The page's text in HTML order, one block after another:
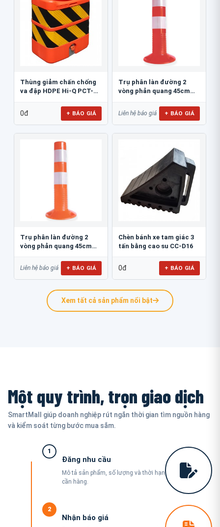
Thùng giảm chấn chống
va đập HDPE Hi-Q PCT-
0đ + BÁO GIÁ
Trụ phân làn đường 2
vòng phản quang 45cm
Liên hệ báo giá + BÁO GIÁ
Trụ phân làn đường 2
vòng phản quang 45cm
Liên hệ báo giá + BÁO GIÁ
Chèn bánh xe tam giác 3
tấn bằng cao su CC-D16
0đ + BÁO GIÁ
Xem tất cả sản phẩm nổi bật
Một quy trình, trọn giao dịch
SmartMall giúp doanh nghiệp rút ngắn thời gian tìm nguồn hàng
và kiểm soát từng bước mua sắm.
1
Đăng nhu cầu
Mô tả sản phẩm, số lượng và thời hạn
cần hàng.
2
Nhận báo giá